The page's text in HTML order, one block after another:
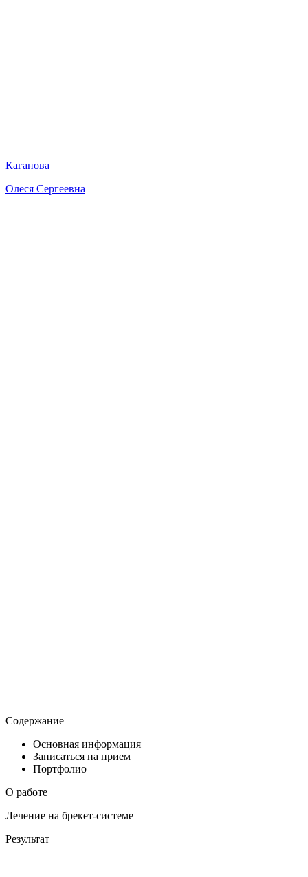
Каганова
Олеся Сергеевна
Содержание
Основная информация
Записаться на прием
Портфолио
О работе
Лечение на брекет-системе
Результат